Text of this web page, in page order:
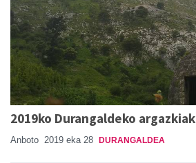
2019ko Durangaldeko argazkiak
Anboto 2019 eka 28 DURANGALDEA